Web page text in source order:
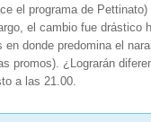
el programa de
el cambio fue drástico
en donde predomina el
promos). ¿Lograrán
a las 21.00.